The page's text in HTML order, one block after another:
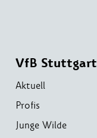
VfB Stuttgart
Aktuell
Profis
Junge Wilde